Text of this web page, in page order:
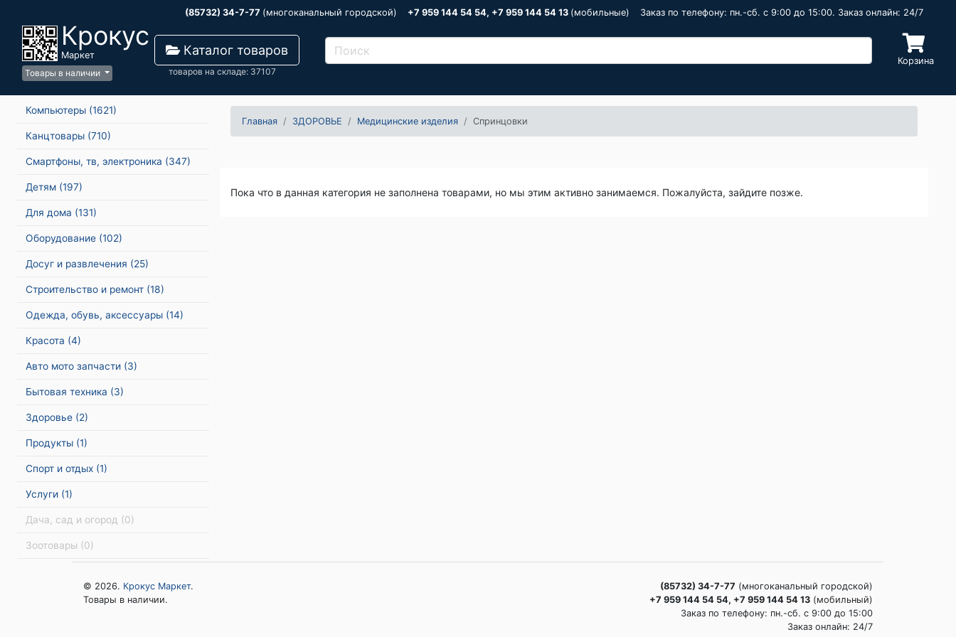
(85732) 34-7-77 (многоканальный городской) +7 959 144 54 54, +7 959 144 54 13 (мобильные) Заказ по телефону: пн.-сб. c 9:00 до 15:00. Заказ онлайн: 24/7
Крокус
Маркет
Товары в наличии
Каталог товаров
товаров на складе: 37107
Корзина
Компьютеры (1621)
Канцтовары (710)
Смартфоны, тв, электроника (347)
Детям (197)
Для дома (131)
Оборудование (102)
Досуг и развлечения (25)
Строительство и ремонт (18)
Одежда, обувь, аксессуары (14)
Красота (4)
Авто мото запчасти (3)
Бытовая техника (3)
Здоровье (2)
Продукты (1)
Спорт и отдых (1)
Услуги (1)
Дача, сад и огород (0)
Зоотовары (0)
Главная ЗДОРОВЬЕ Медицинские изделия Спринцовки
Пока что в данная категория не заполнена товарами, но мы этим активно занимаемся. Пожалуйста, зайдите позже.
© 2026. Крокус Маркет.
Товары в наличии.
(85732) 34-7-77 (многоканальный городской)
+7 959 144 54 54, +7 959 144 54 13 (мобильный)
Заказ по телефону: пн.-сб. c 9:00 до 15:00
Заказ онлайн: 24/7